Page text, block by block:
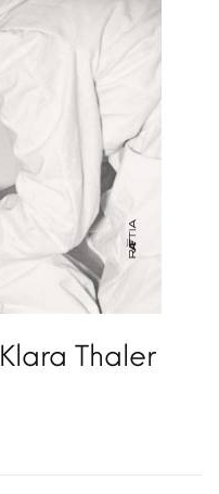
Klara Thaler